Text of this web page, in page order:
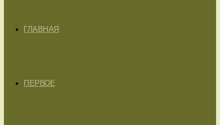
ГЛАВНАЯ
ПЕРВОЕ